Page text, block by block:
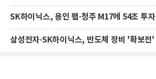
SK하이닉스, 용인 팹·청주 M17에 54조 투자
삼성전자·SK하이닉스, 반도체 장비 '확보전'